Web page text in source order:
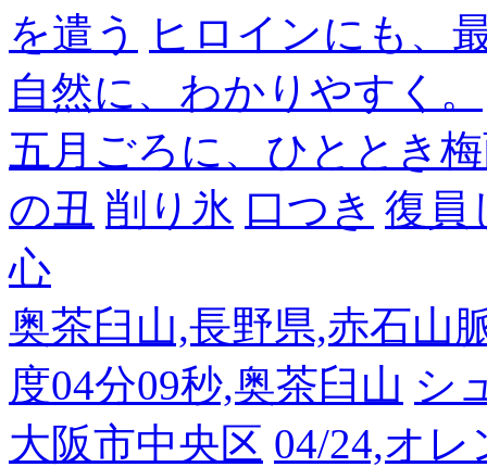
を遣う
ヒロインにも、
自然に、わかりやすく。
五月ごろに、ひととき
の丑 削り氷 口つき 復員
心
奥茶臼山,長野県,赤石山
度04分09秒,奥茶臼山 シ
大阪市中央区 04/24,オ